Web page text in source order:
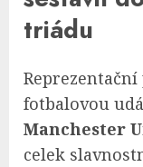
triádu
fotbalovou
Manchester
celek